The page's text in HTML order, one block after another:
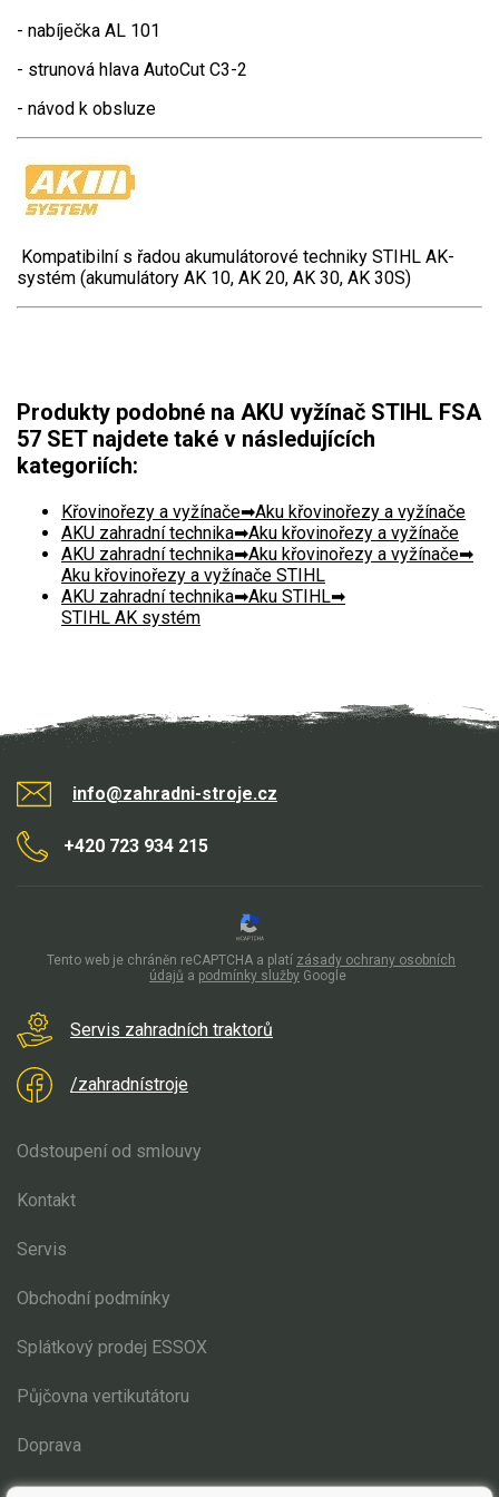
Náhradní díly
Náhradní díly pro motorové pily
Řetězové pily
Náhradní díly pro sekačky
- nabíječka AL 101
- strunová hlava AutoCut C3-2
- návod k obsluze
Kompatibilní s řadou akumulátorové techniky STIHL AK-
systém (akumulátory AK 10, AK 20, AK 30, AK 30S)
Produkty podobné na AKU vyžínač STIHL FSA
57 SET najdete také v následujících
kategoriích:
Křovinořezy a vyžínače
Aku křovinořezy a vyžínače
AKU zahradní technika
Aku křovinořezy a vyžínače
AKU zahradní technika
Aku křovinořezy a vyžínače
Aku křovinořezy a vyžínače STIHL
AKU zahradní technika
Aku STIHL
STIHL AK systém
info@zahradni-stroje.cz
+420 723 934 215
Servis zahradních traktorů
/zahradnístroje
Odstoupení od smlouvy
Kontakt
Servis
Obchodní podmínky
Splátkový prodej ESSOX
Půjčovna vertikutátoru
Doprava
Tento web je chráněn reCAPTCHA a platí zásady ochrany osobních
údajů a podmínky služby Google